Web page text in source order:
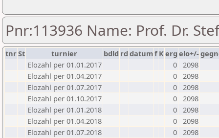
Pnr:113936 Name: Prof. Dr.
tnrSt turnier bdld rd datumf Kerg elo+/-
Elozahl per 01.01.2017
0 2098
Elozahl per 01.04.2017
0 2098
Elozahl per 01.07.2017
0 2098
Elozahl per 01.10.2017
0 2098
Elozahl per 01.01.2018
0 2098
Elozahl per 01.04.2018
0 2098
Elozahl per 01.07.2018
0 2098